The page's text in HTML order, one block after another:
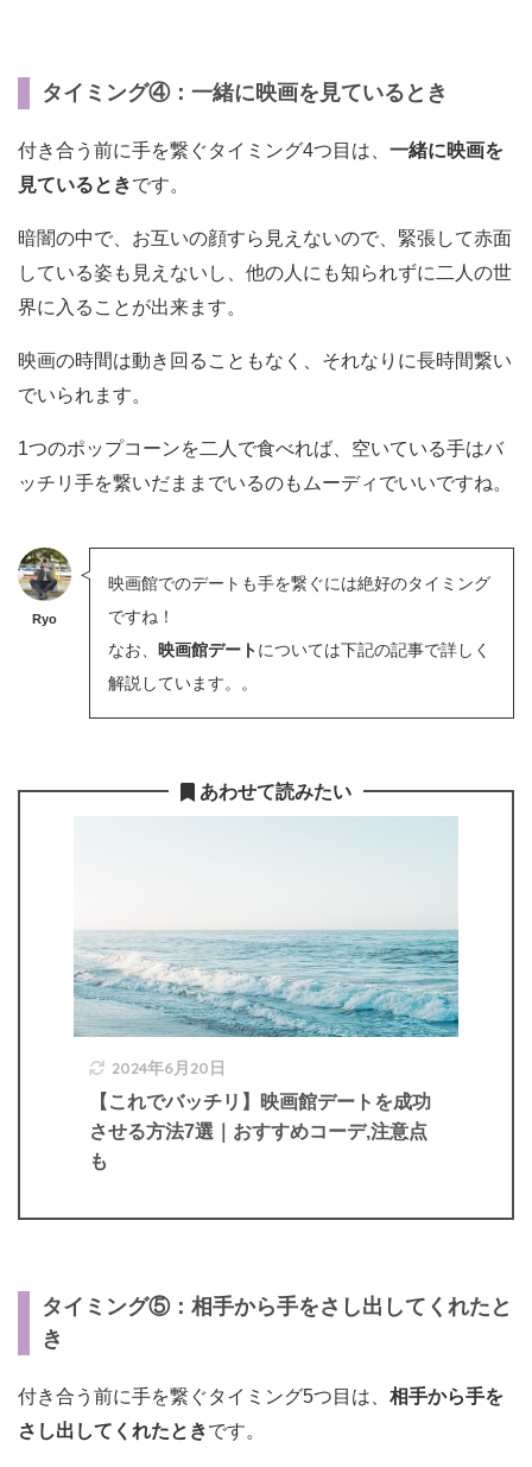
タイミング④：一緒に映画を見ているとき
付き合う前に手を繋ぐタイミング4つ目は、 一緒に映画を
見ているときです。
暗闇の中で、お互いの顔すら見えないので、緊張して赤面
している姿も見えないし、他の人にも知られずに二人の世
界に入ることが出来ます。
映画の時間は動き回ることもなく、それなりに長時間繋い
でいられます。
1つのポップコーンを二人で食べれば、空いている手はバ
ッチリ手を繋いだままでいるのもムーディでいいですね。
Ryo
映画館でのデートも手を繋ぐには絶好のタイミング
ですね！
なお、 映画館デートについては下記の記事で詳しく
解説しています。。
あわせて読みたい
2024年6月20日
【これでバッチリ】映画館デートを成功
させる方法7選｜おすすめコーデ,注意点
も
タイミング⑤：相手から手をさし出してくれたと
き
付き合う前に手を繋ぐタイミング5つ目は、 相手から手を
さし出してくれたときです。